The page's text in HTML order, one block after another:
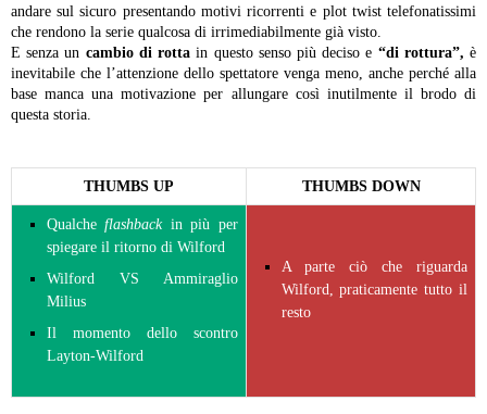
andare sul sicuro presentando motivi ricorrenti e plot twist telefonatissimi
che rendono la serie qualcosa di irrimediabilmente già visto.
E senza un cambio di rotta in questo senso più deciso e “di rottura”, è
inevitabile che l’attenzione dello spettatore venga meno, anche perché alla
base manca una motivazione per allungare così inutilmente il brodo di
questa storia.
THUMBS UP THUMBS DOWN
Qualcheflashbackin più per
spiegare il ritorno di Wilford
Wilford VS Ammiraglio
Milius
Il momento dello scontro
Layton-Wilford
A parte ciò che riguarda
Wilford, praticamente tutto il
resto